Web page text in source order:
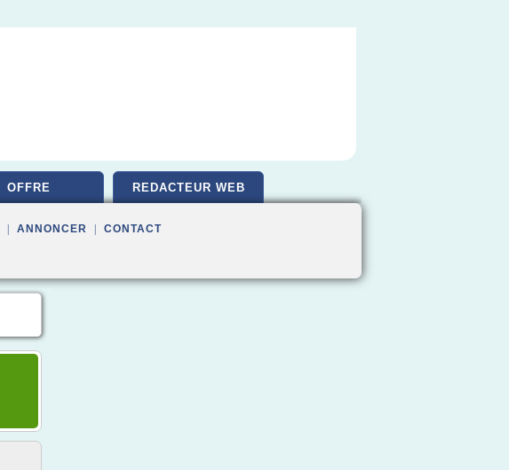
OFFRE REDACTEUR WEB
ANNONCER CONTACT